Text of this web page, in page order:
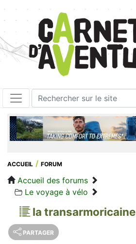
ACCUEIL FORUM
Accueil des forums
Le voyage à vélo
la transarmoricaine
PARTAGER